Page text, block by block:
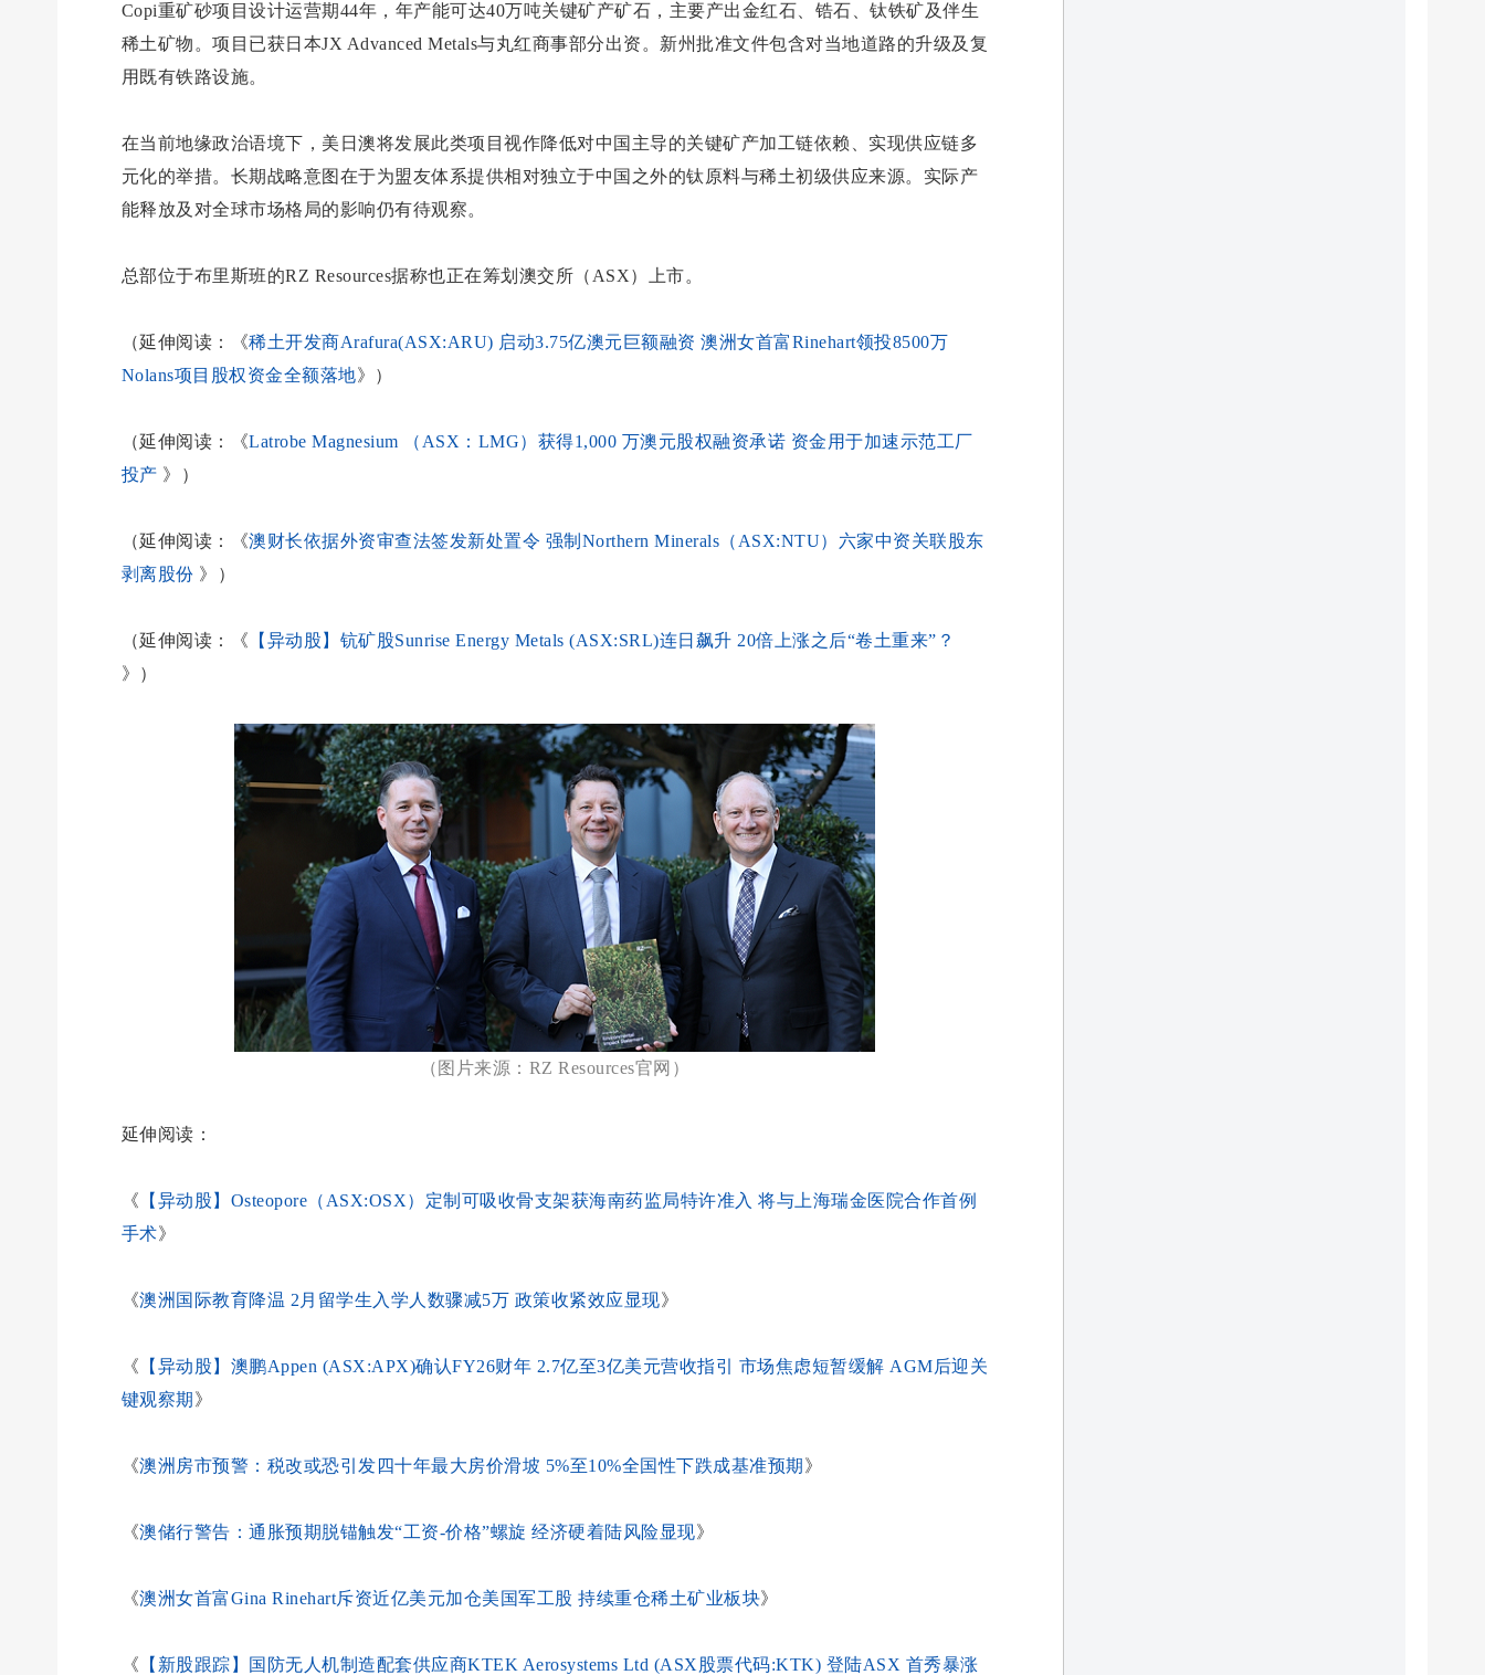
Copi重矿砂项目设计运营期44年，年产能可达40万吨关键矿产矿石，主要产出金红石、锆石、钛铁矿及伴生
稀土矿物。项目已获日本JX Advanced Metals与丸红商事部分出资。新州批准文件包含对当地道路的升级及复
用既有铁路设施。
在当前地缘政治语境下，美日澳将发展此类项目视作降低对中国主导的关键矿产加工链依赖、实现供应链多
元化的举措。长期战略意图在于为盟友体系提供相对独立于中国之外的钛原料与稀土初级供应来源。实际产
能释放及对全球市场格局的影响仍有待观察。
总部位于布里斯班的RZ Resources据称也正在筹划澳交所（ASX）上市。
（延伸阅读：《稀土开发商Arafura(ASX:ARU) 启动3.75亿澳元巨额融资 澳洲女首富Rinehart领投8500万
Nolans项目股权资金全额落地》）
（延伸阅读：《Latrobe Magnesium （ASX：LMG）获得1,000 万澳元股权融资承诺 资金用于加速示范工厂
投产 》）
（延伸阅读：《澳财长依据外资审查法签发新处置令 强制Northern Minerals（ASX:NTU）六家中资关联股东
剥离股份 》）
（延伸阅读：《 【异动股】钪矿股Sunrise Energy Metals (ASX:SRL)连日飙升 20倍上涨之后“卷土重来”？
》）
（图片来源：RZ Resources官网）
延伸阅读：
《 【异动股】Osteopore（ASX:OSX）定制可吸收骨支架获海南药监局特许准入 将与上海瑞金医院合作首例
手术》
《澳洲国际教育降温 2月留学生入学人数骤减5万 政策收紧效应显现》
《 【异动股】澳鹏Appen (ASX:APX)确认FY26财年 2.7亿至3亿美元营收指引 市场焦虑短暂缓解 AGM后迎关
键观察期 》
《澳洲房市预警：税改或恐引发四十年最大房价滑坡 5%至10%全国性下跌成基准预期 》
《澳储行警告：通胀预期脱锚触发“工资-价格”螺旋 经济硬着陆风险显现》
《澳洲女首富Gina Rinehart斥资近亿美元加仓美国军工股 持续重仓稀土矿业板块》
《 【新股跟踪】国防无人机制造配套供应商KTEK Aerosystems Ltd (ASX股票代码:KTK) 登陆ASX 首秀暴涨